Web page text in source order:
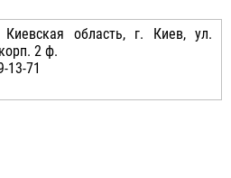
Киевская область, г. Киев, ул.
2 ф.
13-71